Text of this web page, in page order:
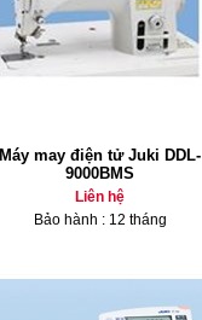
Máy may điện tử Juki DDL-
9000BMS
Liên hệ
Bảo hành : 12 tháng